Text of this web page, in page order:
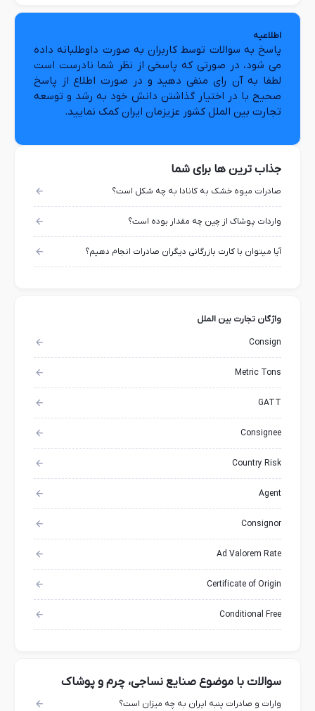
اطلاعیه
پاسخ به سوالات توسط کاربران به صورت داوطلبانه داده
می شود، در صورتی که پاسخی از نظر شما نادرست است
لطفا به آن رای منفی دهید و در صورت اطلاع از پاسخ
صحیح با در اختیار گذاشتن دانش خود به رشد و توسعه
تجارت بین الملل کشور عزیزمان ایران کمک نمایید.
جذاب ترین ها برای شما
صادرات میوه خشک به کانادا به چه شکل است؟
واردات پوشاک از چین چه مقدار بوده است؟
آیا میتوان با کارت بازرگانی دیگران صادرات انجام دهیم؟
واژگان تجارت بین الملل
Consign
Metric Tons
GATT
Consignee
Country Risk
Agent
Consignor
Ad Valorem Rate
Certificate of Origin
Conditional Free
سوالات با موضوع صنایع نساجی، چرم و پوشاک
وارات و صادرات پنبه ایران به چه میزان است؟